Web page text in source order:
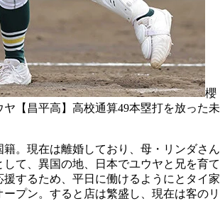
櫻
【昌平高】高校通算49本塁打を放った未
。現在は離婚しており、母・リンダさん
して、異国の地、日本でユウヤと兄を育て
援するため、平日に働けるようにとタイ家
プン。すると店は繁盛し、現在は客のリ